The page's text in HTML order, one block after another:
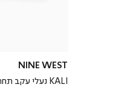
NINE WEST
KALI נעלי עקב תחרה